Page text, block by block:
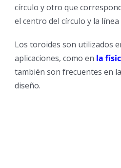
círculo y otro que
el centro del círculo y la
Los toroides son utilizados
aplicaciones, como en la
también son frecuentes en
diseño.